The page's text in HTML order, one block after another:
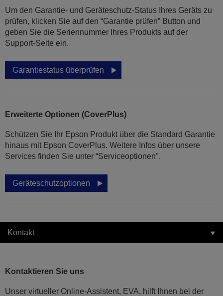
Um den Garantie- und Geräteschutz-Status Ihres Geräts zu
prüfen, klicken Sie auf den “Garantie prüfen” Button und
geben Sie die Seriennummer Ihres Produkts auf der
Support-Seite ein.
Garantiestatus überprüfen
Erweiterte Optionen (CoverPlus)
Schützen Sie Ihr Epson Produkt über die Standard Garantie
hinaus mit Epson CoverPlus. Weitere Infos über unsere
Services finden Sie unter “Serviceoptionen".
Geräteschutzoptionen
Kontakt
Kontaktieren Sie uns
Unser virtueller Online-Assistent, EVA, hilft Ihnen bei der